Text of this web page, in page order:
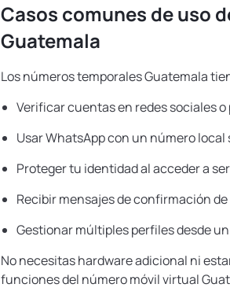
Casos comunes de uso
Guatemala
Los números temporales Guatemala
Verificar cuentas en redes sociales
Usar WhatsApp con un número
Proteger tu identidad al acceder a
Recibir mensajes de confirmación
Gestionar múltiples perfiles desde
No necesitas hardware adicional ni
funciones del número móvil virtual